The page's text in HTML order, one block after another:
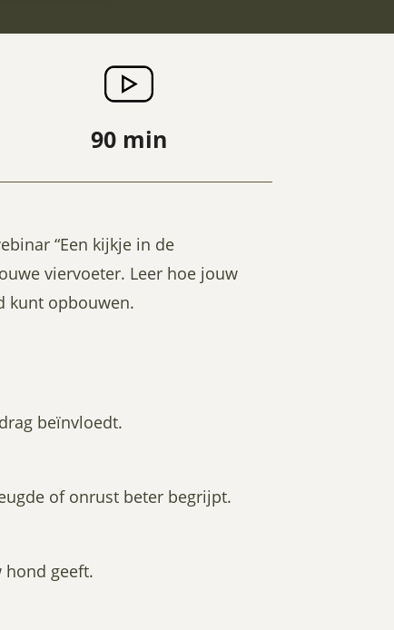
90 min
“Een kijkje in de
viervoeter. Leer hoe jouw
kunt opbouwen.
beïnvloedt.
of onrust beter begrijpt.
hond geeft.